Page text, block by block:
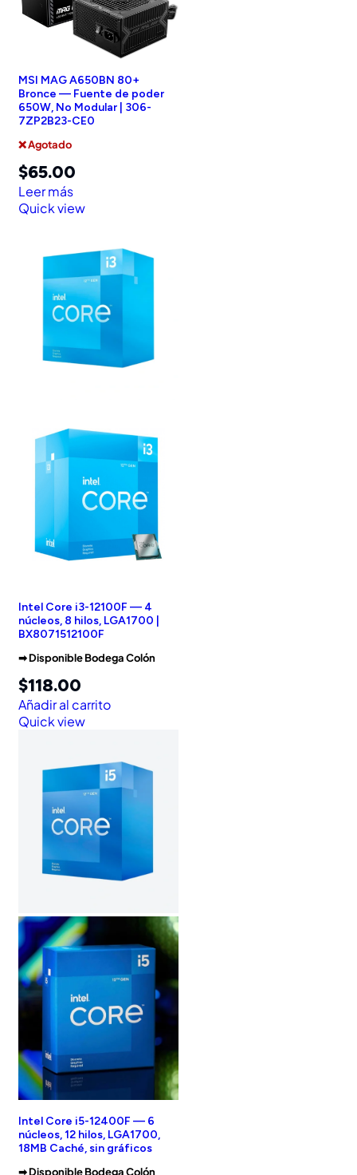
MSI MAG A650BN 80+
Bronce — Fuente de poder
650W, No Modular | 306-
7ZP2B23-CE0
❌ Agotado
$65.00
Leer más
Quick view
Intel Core i3-12100F — 4
núcleos, 8 hilos, LGA1700 |
BX8071512100F
➡︎ Disponible Bodega Colón
$118.00
Añadir al carrito
Quick view
Intel Core i5-12400F — 6
núcleos, 12 hilos, LGA1700,
18MB Caché, sin gráficos
➡︎ Disponible Bodega Colón